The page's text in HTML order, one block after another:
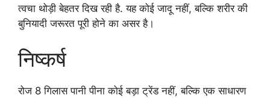
त्वचा थोड़ी बेहतर दिख रही है. यह कोई जादू नहीं, बल्कि शरीर की
बुनियादी जरूरत पूरी होने का असर है।
निष्कर्ष
रोज 8 गिलास पानी पीना कोई बड़ा ट्रेंड नहीं, बल्कि एक साधारण